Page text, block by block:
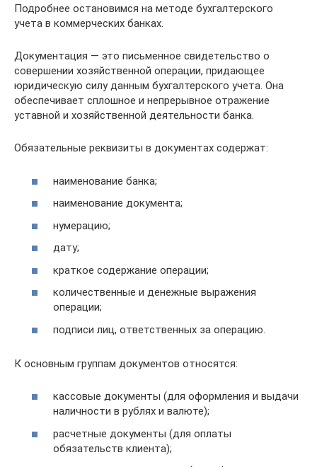
Подробнее остановимся на методе бухгалтерского
учета в коммерческих банках.
Документация — это письменное свидетельство о
совершении хозяйственной операции, придающее
юридическую силу данным бухгалтерского учета. Она
обеспечивает сплошное и непрерывное отражение
уставной и хозяйственной деятельности банка.
Обязательные реквизиты в документах содержат:
наименование банка;
наименование документа;
нумерацию;
дату;
краткое содержание операции;
количественные и денежные выражения
операции;
подписи лиц, ответственных за операцию.
К основным группам документов относятся:
кассовые документы (для оформления и выдачи
наличности в рублях и валюте);
расчетные документы (для оплаты
обязательств клиента);